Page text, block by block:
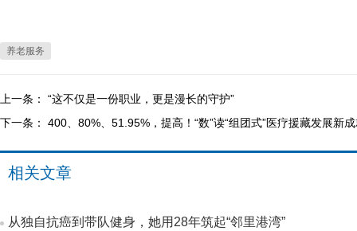
养老服务
上一条： “这不仅是一份职业，更是漫长的守护”
下一条： 400、80%、51.95%，提高！“数”读“组团式”医疗援藏发展新
相关文章
从独自抗癌到带队健身，她用28年筑起“邻里港湾”